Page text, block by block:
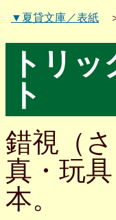
▼夏貸文庫／表紙
トリ
ト
錯視（
真・玩
本。